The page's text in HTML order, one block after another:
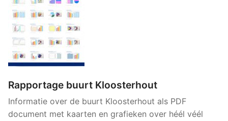
Rapportage buurt Kloosterhout
Informatie over de buurt Kloosterhout als PDF
document met kaarten en grafieken over héél véél